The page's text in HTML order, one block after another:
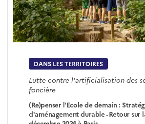
DANS LES TERRITOIRES
Lutte contre l'artificialisation des
foncière
(Re)penser l'Ecole de demain :
d'aménagement durable - Retour sur